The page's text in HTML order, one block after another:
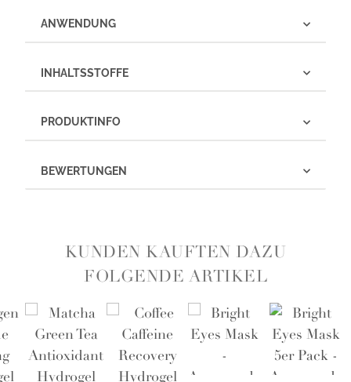
ANWENDUNG
INHALTSSTOFFE
PRODUKTINFO
BEWERTUNGEN
KUNDEN KAUFTEN DAZU
FOLGENDE ARTIKEL